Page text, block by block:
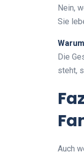
Nein,
Sie
Die
steht,
Auch